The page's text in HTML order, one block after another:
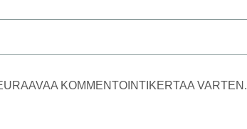
KOMMENTOINTIKERTAA VARTEN.